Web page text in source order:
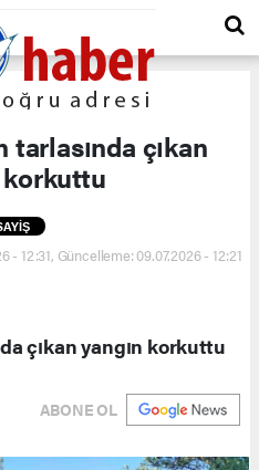
çıkan
korkuttu
- 12:31, Güncelleme: 09.07.2026 - 12:21
çıkan yangın korkuttu
ABONE OL